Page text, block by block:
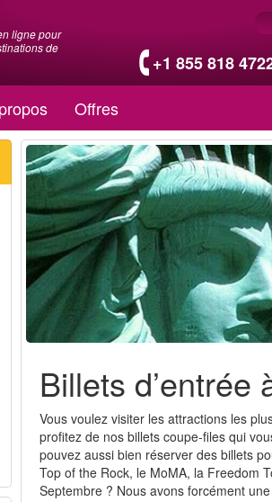
ligne pour
de
+1 855 818
Offres
Billets d’entrée
Vous voulez visiter les attractions les
profitez de nos billets coupe-files qui
pouvez aussi bien réserver des billets
Top of the Rock, le MoMA, la Freedom
Septembre ? Nous avons forcément